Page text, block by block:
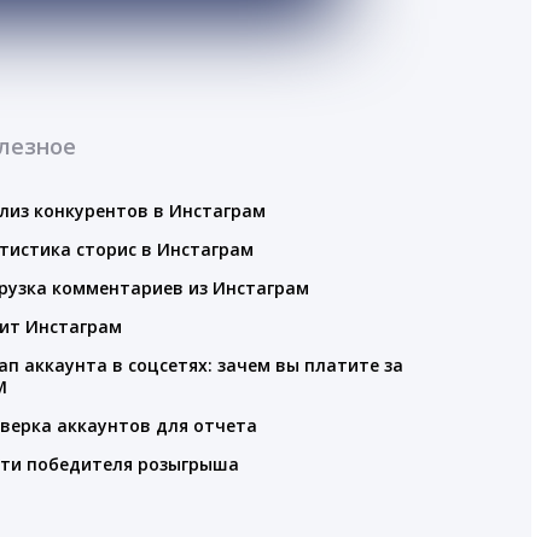
конкурентов в Инстаграм
сторис в Инстаграм
комментариев из Инстаграм
Инстаграм
аккаунта в соцсетях: зачем вы платите за
аккаунтов для отчета
победителя розыгрыша